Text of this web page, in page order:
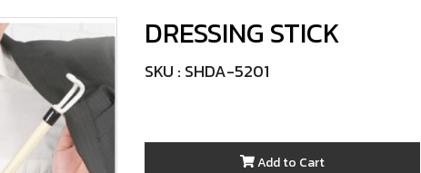
DRESSING STICK
SKU : SHDA-5201
Add to Cart